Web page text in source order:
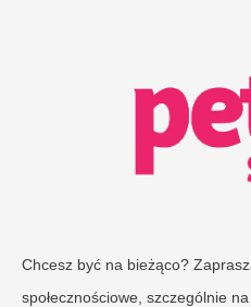
Chcesz być na bieżąco?
społecznościowe, szczególnie